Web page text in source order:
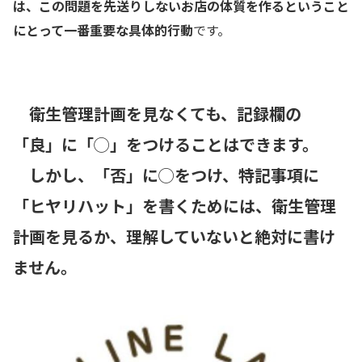
は、この問題を先送りしないお店の体質を作るということ
にとって一番重要な具体的行動です。
衛生管理計画を見なくても、記録欄の
「良」に「◯」をつけることはできます。
しかし、「否」に◯をつけ、特記事項に
「ヒヤリハット」を書くためには、衛生管理
計画を見るか、理解していないと絶対に書け
ません。